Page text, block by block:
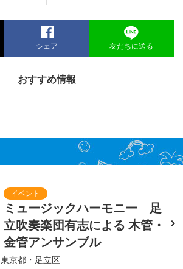
シェア 友だちに送る
おすすめ情報
ミュージックハーモニー 足
立吹奏楽団有志による 木管・
金管アンサンブル
東京都・足立区